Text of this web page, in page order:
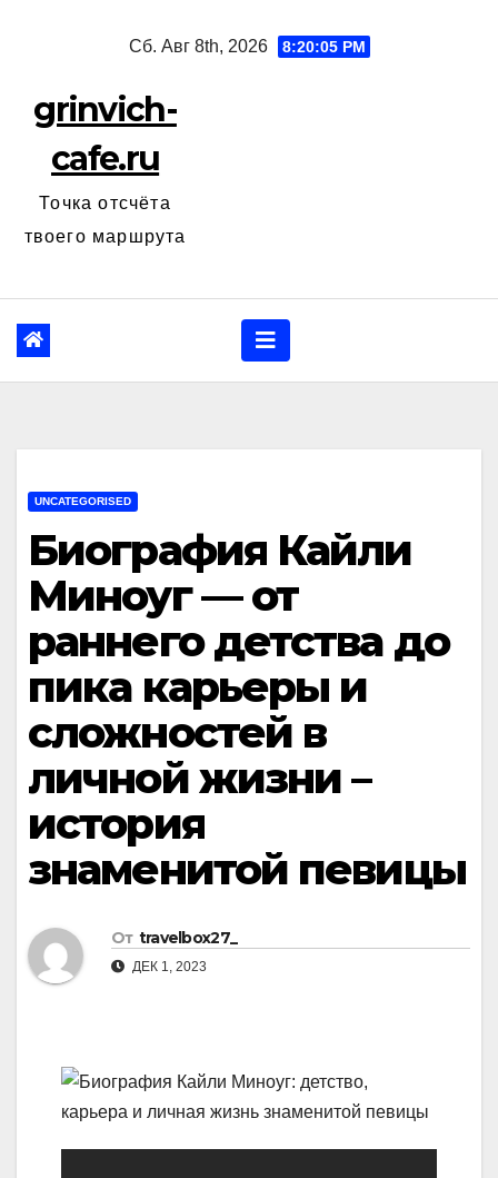
Сб. Авг 8th, 2026 8:20:06 PM
grinvich-
cafe.ru
Точка отсчёта
твоего маршрута
UNCATEGORISED
Биография Кайли
Миноуг — от
раннего детства до
пика карьеры и
сложностей в
личной жизни –
история
знаменитой певицы
От travelbox27_
ДЕК 1, 2023